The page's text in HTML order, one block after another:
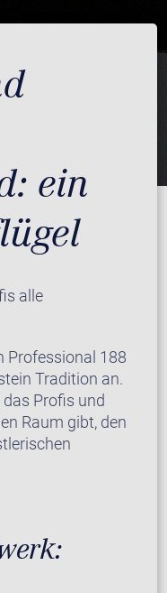
ein
alle
Professional 188
Tradition an.
Profis und
Raum gibt, den